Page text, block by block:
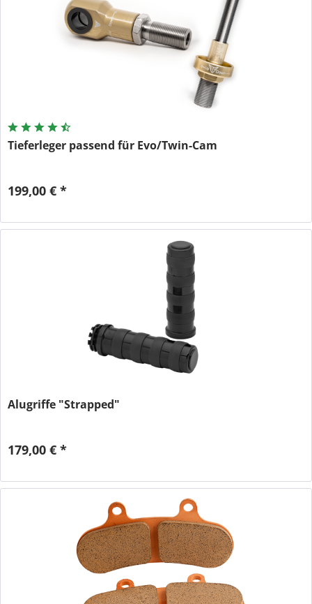
Tieferleger passend für Evo/Twin-Cam
199,00 € *
Alugriffe "Strapped"
179,00 € *